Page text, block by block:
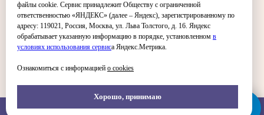
файлы cookie. Сервис принадлежит Обществу с ограниченной
ответственностью «ЯНДЕКС» (далее – Яндекс), зарегистрированному по
адресу: 119021, Россия, Москва, ул. Льва Толстого, д. 16. Яндекс
обрабатывает указанную информацию в порядке, установленном в
условиях использования сервиса Яндекс.Метрика.
Ознакомиться с информацией о cookies
Хорошо, принимаю
В волшебной пушкинской
стране
Открытым сердцем
говоря...